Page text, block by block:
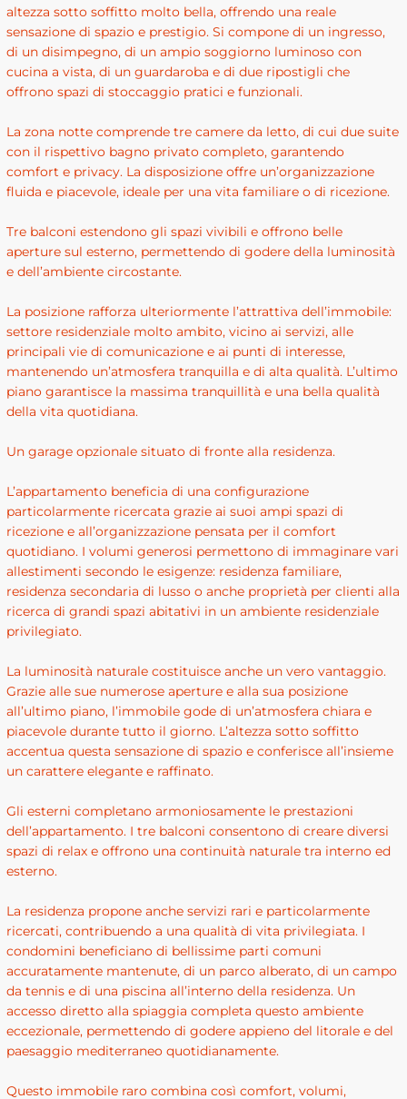
altezza sotto soffitto molto bella, offrendo una reale
sensazione di spazio e prestigio. Si compone di un ingresso,
di un disimpegno, di un ampio soggiorno luminoso con
cucina a vista, di un guardaroba e di due ripostigli che
offrono spazi di stoccaggio pratici e funzionali.
La zona notte comprende tre camere da letto, di cui due suite
con il rispettivo bagno privato completo, garantendo
comfort e privacy. La disposizione offre un’organizzazione
fluida e piacevole, ideale per una vita familiare o di ricezione.
Tre balconi estendono gli spazi vivibili e offrono belle
aperture sul esterno, permettendo di godere della luminosità
e dell’ambiente circostante.
La posizione rafforza ulteriormente l’attrattiva dell’immobile:
settore residenziale molto ambito, vicino ai servizi, alle
principali vie di comunicazione e ai punti di interesse,
mantenendo un’atmosfera tranquilla e di alta qualità. L’ultimo
piano garantisce la massima tranquillità e una bella qualità
della vita quotidiana.
Un garage opzionale situato di fronte alla residenza.
L’appartamento beneficia di una configurazione
particolarmente ricercata grazie ai suoi ampi spazi di
ricezione e all’organizzazione pensata per il comfort
quotidiano. I volumi generosi permettono di immaginare vari
allestimenti secondo le esigenze: residenza familiare,
residenza secondaria di lusso o anche proprietà per clienti alla
ricerca di grandi spazi abitativi in un ambiente residenziale
privilegiato.
La luminosità naturale costituisce anche un vero vantaggio.
Grazie alle sue numerose aperture e alla sua posizione
all’ultimo piano, l’immobile gode di un’atmosfera chiara e
piacevole durante tutto il giorno. L’altezza sotto soffitto
accentua questa sensazione di spazio e conferisce all’insieme
un carattere elegante e raffinato.
Gli esterni completano armoniosamente le prestazioni
dell’appartamento. I tre balconi consentono di creare diversi
spazi di relax e offrono una continuità naturale tra interno ed
esterno.
La residenza propone anche servizi rari e particolarmente
ricercati, contribuendo a una qualità di vita privilegiata. I
condomini beneficiano di bellissime parti comuni
accuratamente mantenute, di un parco alberato, di un campo
da tennis e di una piscina all’interno della residenza. Un
accesso diretto alla spiaggia completa questo ambiente
eccezionale, permettendo di godere appieno del litorale e del
paesaggio mediterraneo quotidianamente.
Questo immobile raro combina così comfort, volumi,